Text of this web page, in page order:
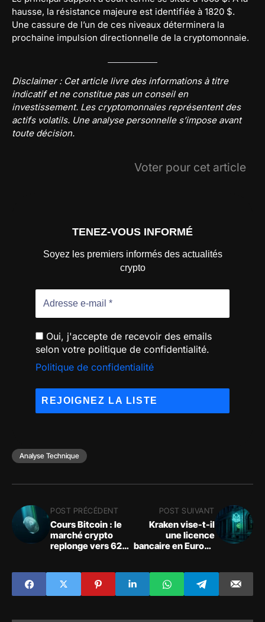
hausse, la résistance majeure est identifiée à 1820 $.
Une cassure de l’un de ces niveaux déterminera la
prochaine impulsion directionnelle de la cryptomonnaie.
Disclaimer : Cet article livre des informations à titre
indicatif et ne constitue pas un conseil en
investissement. Les cryptomonnaies représentent des
actifs volatils. Une analyse personnelle s’impose avant
toute décision.
Voter pour cet article
TENEZ-VOUS INFORMÉ
Soyez les premiers informés des actualités
crypto
Oui, j'accepte de recevoir des emails
selon votre politique de confidentialité.
Politique de confidentialité
Analyse Technique
POST PRÉCÉDENT
Cours Bitcoin : le
marché crypto
replonge vers 62
POST SUIVANT
Kraken vise-t-il
une licence
bancaire en Europe